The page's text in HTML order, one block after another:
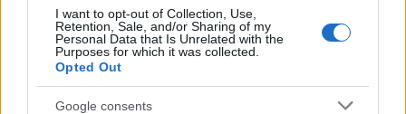
I want to opt-out of Collection, Use,
Retention, Sale, and/or Sharing of my
Personal Data that Is Unrelated with the
Purposes for which it was collected.
Opted Out
Google consents
CHI